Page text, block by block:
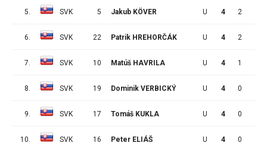
5. SVK 5 Jakub KÖVER U 4 2
6. SVK 22 Patrik HREHORČÁK U 4 2
7. SVK 10 Matúš HAVRILA U 4 1
8. SVK 19 Dominik VERBICKÝ U 4 0
9. SVK 17 Tomáš KUKLA U 4 0
10. SVK 16 Peter ELIÁŠ U 4 0